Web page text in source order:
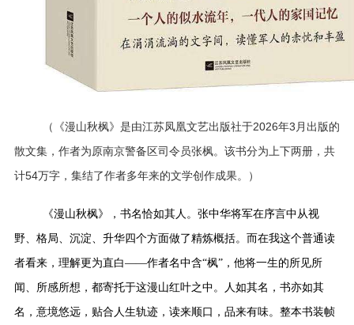
（ 《漫山秋枫》是由江苏凤凰文艺出版社于2026年3月出版的
散文集，作者为原南京警备区司令员张枫。该书分为上下两册，共
计54万字，集结了作者多年来的文学创作成果。
）
《漫山秋枫》，书名恰如其人。张中华将军在序言中从视
野、格局、沉淀、升华四个方面做了精炼概括。而在我这个普通读
者看来，理解更为直白——作者名中含“枫”，他将一生的所见所
闻、所感所想，都寄托于这漫山红叶之中。人如其名，书亦如其
名，意境悠远，贴合人生轨迹，读来顺口，品来有味。整本书装帧